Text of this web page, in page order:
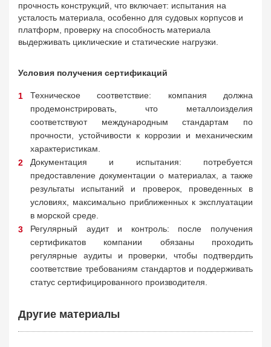
прочность конструкций, что включает: испытания на
усталость материала, особенно для судовых корпусов и
платформ, проверку на способность материала
выдерживать циклические и статические нагрузки.
Условия получения сертификаций
Техническое соответствие: компания должна
продемонстрировать, что металлоизделия
соответствуют международным стандартам по
прочности, устойчивости к коррозии и механическим
характеристикам.
Документация и испытания: потребуется
предоставление документации о материалах, а также
результаты испытаний и проверок, проведенных в
условиях, максимально приближенных к эксплуатации
в морской среде.
Регулярный аудит и контроль: после получения
сертификатов компании обязаны проходить
регулярные аудиты и проверки, чтобы подтвердить
соответствие требованиям стандартов и поддерживать
статус сертифицированного производителя.
Другие материалы